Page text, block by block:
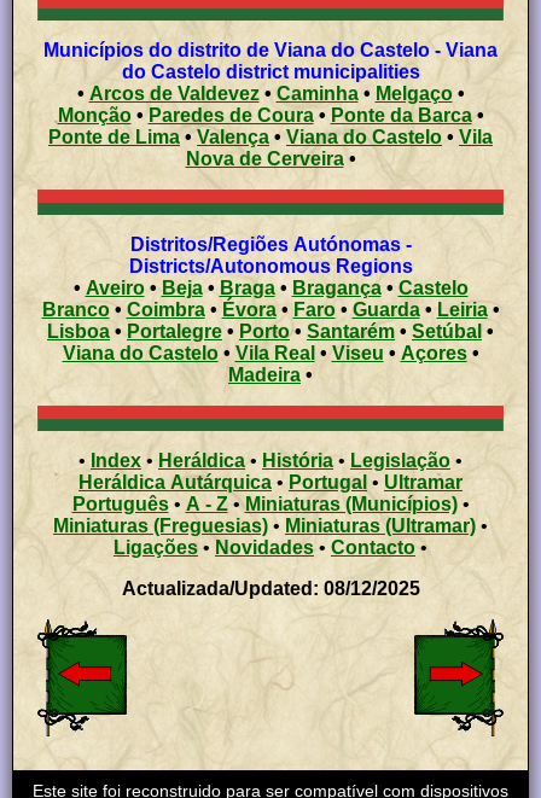
Municípios do distrito de Viana do Castelo - Viana
do Castelo district municipalities
• Arcos de Valdevez•Caminha• Melgaço•
Monção•Paredes de Coura• Ponte da Barca•
Ponte de Lima•Valença •Viana do Castelo • Vila
Nova de Cerveira•
Distritos/Regiões Autónomas -
Districts/Autonomous Regions
• Aveiro• Beja• Braga• Bragança• Castelo
Branco•Coimbra• Évora• Faro• Guarda•Leiria•
Lisboa • Portalegre • Porto• Santarém • Setúbal •
Viana do Castelo• Vila Real • Viseu • Açores •
Madeira •
• Index • Heráldica • História • Legislação •
Heráldica Autárquica • Portugal • Ultramar
Português• A - Z•Miniaturas (Municípios)•
Miniaturas (Freguesias) • Miniaturas (Ultramar)•
Ligações • Novidades • Contacto•
Actualizada/Updated: 08/12/2025
Este site foi reconstruido para ser compatível com dispositivos